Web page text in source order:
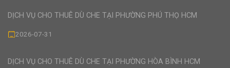
DỊCH VỤ CHO THUÊ DÙ CHE TẠI PHƯỜNG PHÚ THỌ HCM
2026-07-31
DỊCH VỤ CHO THUÊ DÙ CHE TẠI PHƯỜNG HÒA BÌNH HCM